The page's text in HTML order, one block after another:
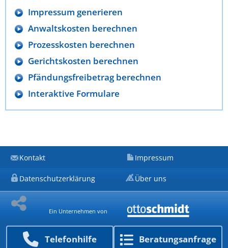
Telefon­hilfe Beratungs­anfrage
Impressum generieren
Anwaltskosten berechnen
Prozesskosten berechnen
Gerichtskosten berechnen
Pfändungsfreibetrag berechnen
Interaktive Formulare
Kontakt Impressum
Datenschutzerklärung Über uns
Ein Unternehmen von